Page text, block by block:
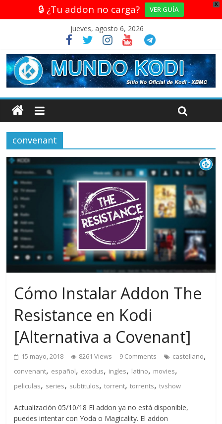
X
🔒 ¿Tu addon no carga? VER GUÍA
jueves, agosto 6, 2026
convenant
Cómo Instalar Addon The
Resistance en Kodi
[Alternativa a Covenant]
15 mayo, 2018 8261 Views 9 Comments castellano,
convenant, español, exodus, ingles, latino, movies,
peliculas, series, subtitulos,torrent,torrents,tvshow
Actualización 05/10/18 El addon ya no está disponible,
puedes intentar con Yoda o Magicality. El addon